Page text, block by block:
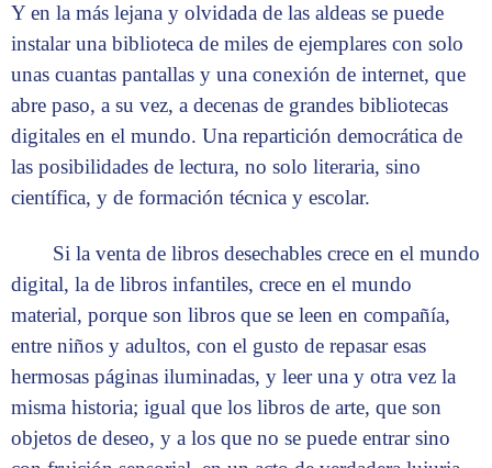
Y en la más lejana y olvidada de las aldeas se puede
instalar una biblioteca de miles de ejemplares con solo
unas cuantas pantallas y una conexión de internet, que
abre paso, a su vez, a decenas de grandes bibliotecas
digitales en el mundo. Una repartición democrática de
las posibilidades de lectura, no solo literaria, sino
científica, y de formación técnica y escolar.
Si la venta de libros desechables crece en el mundo
digital, la de libros infantiles, crece en el mundo
material, porque son libros que se leen en compañía,
entre niños y adultos, con el gusto de repasar esas
hermosas páginas iluminadas, y leer una y otra vez la
misma historia; igual que los libros de arte, que son
objetos de deseo, y a los que no se puede entrar sino